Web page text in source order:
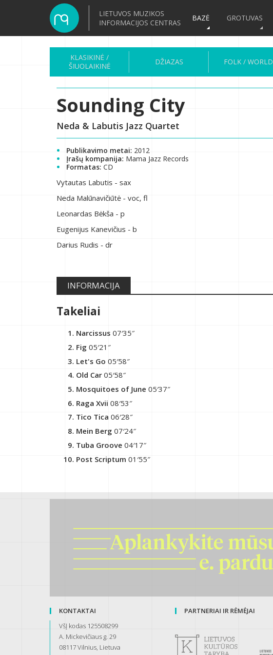
LIETUVOS MUZIKOS
INFORMACIJOS CENTRAS
BAZĖ GROTUVAS
KLASIKINĖ /
ŠIUOLAIKINĖ
DŽIAZAS FOLK / WORLD
Sounding City
Neda & Labutis Jazz Quartet
Publikavimo metai: 2012
Įrašų kompanija: Mama Jazz Records
Formatas: CD
Vytautas Labutis - sax
Neda Malūnavičiūtė - voc, fl
Leonardas Bėkša - p
Eugenijus Kanevičius - b
Darius Rudis - dr
INFORMACIJA
Takeliai
Narcissus 07′35″
Fig 05′21″
Let's Go 05′58″
Old Car 05′58″
Mosquitoes of June 05′37″
Raga Xvii 08′53″
Tico Tica 06′28″
Mein Berg 07′24″
Tuba Groove 04′17″
Post Scriptum 01′55″
KONTAKTAI
VšĮ kodas 125508299
A. Mickevičiaus g. 29
08117 Vilnius, Lietuva
PARTNERIAI IR RĖMĖJAI